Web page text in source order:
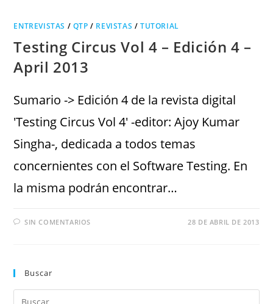
ENTREVISTAS / QTP / REVISTAS /TUTORIAL
Testing Circus Vol 4 – Edición 4 –
April 2013
Sumario -> Edición 4 de la revista digital
'Testing Circus Vol 4' -editor: Ajoy Kumar
Singha-, dedicada a todos temas
concernientes con el Software Testing. En
la misma podrán encontrar…
SIN COMENTARIOS 28 DE ABRIL DE 2013
Buscar